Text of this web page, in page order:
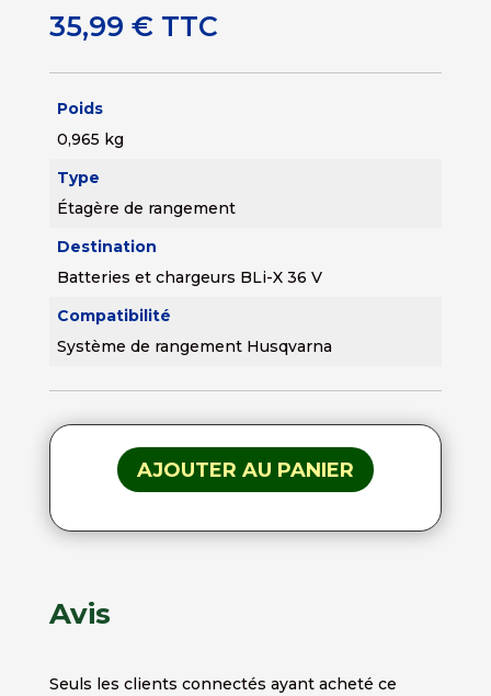
35,99 € TTC
Poids
0,965 kg
Type
Étagère de rangement
Destination
Batteries et chargeurs BLi-X 36 V
Compatibilité
Système de rangement Husqvarna
AJOUTER AU PANIER
Avis
Seuls les clients connectés ayant acheté ce